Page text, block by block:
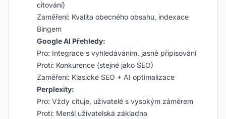
citování)
Zaměření: Kvalita obecného obsahu, indexace
Bingem
Google AI Přehledy:
Pro: Integrace s vyhledáváním, jasné připisování
Proti: Konkurence (stejné jako SEO)
Zaměření: Klasické SEO + AI optimalizace
Perplexity:
Pro: Vždy cituje, uživatelé s vysokým záměrem
Proti: Menší uživatelská základna